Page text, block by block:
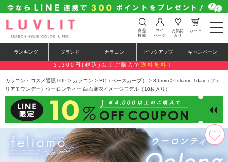
t
o
e
n
a
a
i
o
n
商品
検索
マイ
ページ
お気に
入り
カート
ランキング ブランド カラコン ピックアップ キャンペーン
3,300円(税込)以上ご購入で 送料無料！
カラコン・コスメ通販TOP > カラコン > BC（ベースカーブ） > 8.6mm > feliamo 1day（フェ
リアモワンデー）ウーロンティー 白石麻衣イメージモデル（10枚入り）